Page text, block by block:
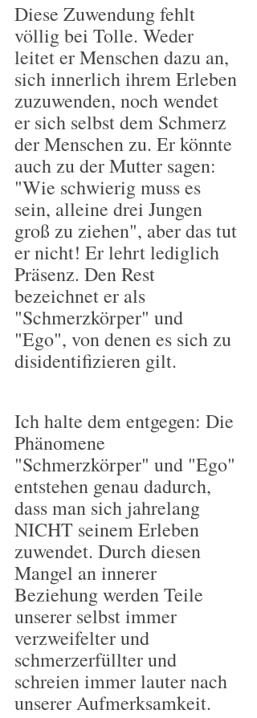
Diese Zuwendung fehlt
völlig bei Tolle. Weder
leitet er Menschen dazu an,
sich innerlich ihrem Erleben
zuzuwenden, noch wendet
er sich selbst dem Schmerz
der Menschen zu. Er könnte
auch zu der Mutter sagen:
"Wie schwierig muss es
sein, alleine drei Jungen
groß zu ziehen", aber das tut
er nicht! Er lehrt lediglich
Präsenz. Den Rest
bezeichnet er als
"Schmerzkörper" und
"Ego", von denen es sich zu
disidentifizieren gilt.
Ich halte dem entgegen: Die
Phänomene
"Schmerzkörper" und "Ego"
entstehen genau dadurch,
dass man sich jahrelang
NICHT seinem Erleben
zuwendet. Durch diesen
Mangel an innerer
Beziehung werden Teile
unserer selbst immer
verzweifelter und
schmerzerfüllter und
schreien immer lauter nach
unserer Aufmerksamkeit.